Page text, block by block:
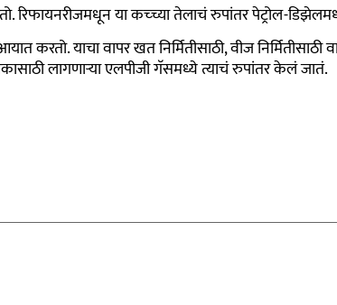
रिफायनरीजमधून या कच्च्या तेलाचं रुपांतर पेट्रोल-
याचा वापर खत निर्मितीसाठी, वीज निर्मितीसाठी
लागणाऱ्या एलपीजी गॅसमध्ये त्याचं रुपांतर केलं जातं.